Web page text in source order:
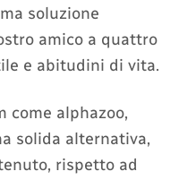
soluzione
amico a quattro
e abitudini di vita.
come alphazoo,
solida alternativa,
rispetto ad